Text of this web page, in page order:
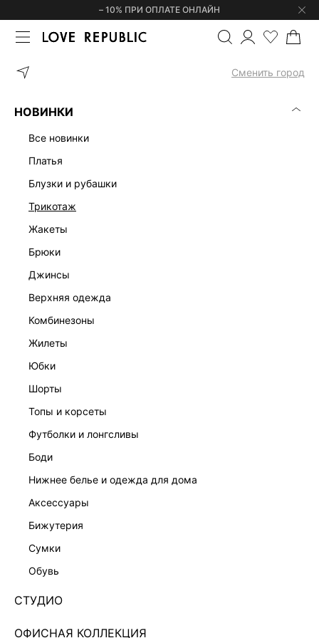
– 10% ПРИ ОПЛАТЕ ОНЛАЙН
Сменить город
НОВИНКИ
все новинки
платья
блузки и рубашки
трикотаж
жакеты
брюки
джинсы
верхняя одежда
комбинезоны
жилеты
юбки
шорты
топы и корсеты
футболки и лонгсливы
боди
нижнее белье и одежда для дома
аксессуары
бижутерия
сумки
обувь
СТУДИО
ОФИСНАЯ КОЛЛЕКЦИЯ
ГЛАВНАЯ ПАЛЬТО-БУШЛАТ ИЗ
Нет в наличии
ЦВЕТ:ЧЕРНЫЙ